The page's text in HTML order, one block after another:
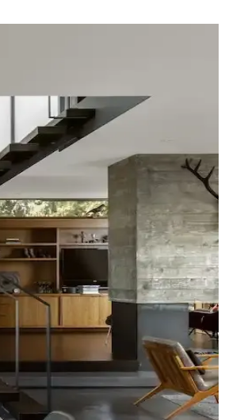
sağlanır.
ışık kontrolünde avantaj sağlar.
Renk örnekleri farklı ışık
güçlenir.
inceleniyor.